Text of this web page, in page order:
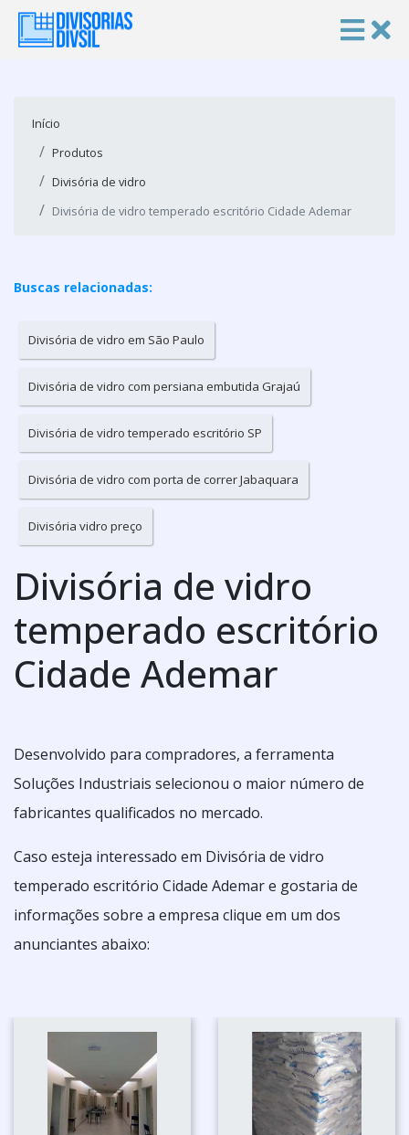
Início
Produtos
Divisória de vidro
Divisória de vidro temperado escritório Cidade Ademar
Buscas relacionadas:
Divisória de vidro em São Paulo
Divisória de vidro com persiana embutida Grajaú
Divisória de vidro temperado escritório SP
Divisória de vidro com porta de correr Jabaquara
Divisória vidro preço
Divisória de vidro
temperado escritório
Cidade Ademar
Desenvolvido para compradores, a ferramenta
Soluções Industriais selecionou o maior número de
fabricantes qualificados no mercado.
Caso esteja interessado em Divisória de vidro
temperado escritório Cidade Ademar e gostaria de
informações sobre a empresa clique em um dos
anunciantes abaixo: